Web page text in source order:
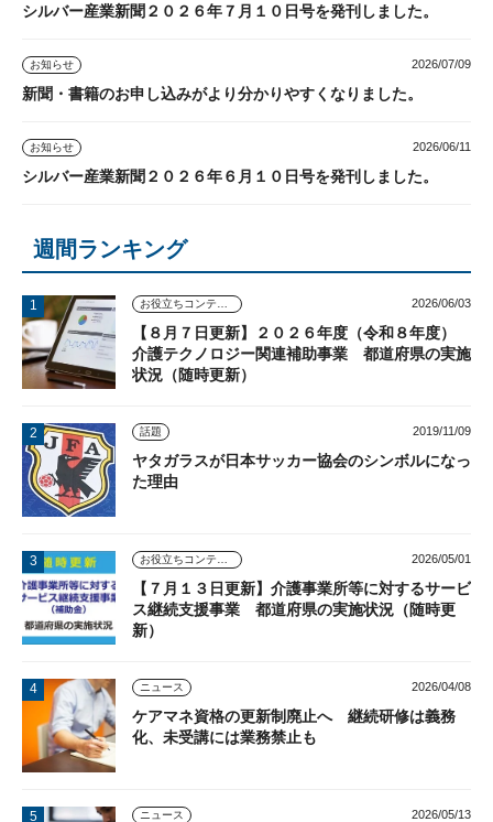
シルバー産業新聞２０２６年７月１０日号を発刊しました。
お知らせ 2026/07/09
新聞・書籍のお申し込みがより分かりやすくなりました。
お知らせ 2026/06/11
シルバー産業新聞２０２６年６月１０日号を発刊しました。
週間ランキング
2026/06/03
【８月７日更新】２０２６年度（令和８年度）
介護テクノロジー関連補助事業 都道府県の実施
状況（随時更新）
話題 2019/11/09
ヤタガラスが日本サッカー協会のシンボルになっ
た理由
2026/05/01
【７月１３日更新】介護事業所等に対するサービ
ス継続支援事業 都道府県の実施状況（随時更
新）
ニュース 2026/04/08
ケアマネ資格の更新制廃止へ 継続研修は義務
化、未受講には業務禁止も
ニュース 2026/05/13